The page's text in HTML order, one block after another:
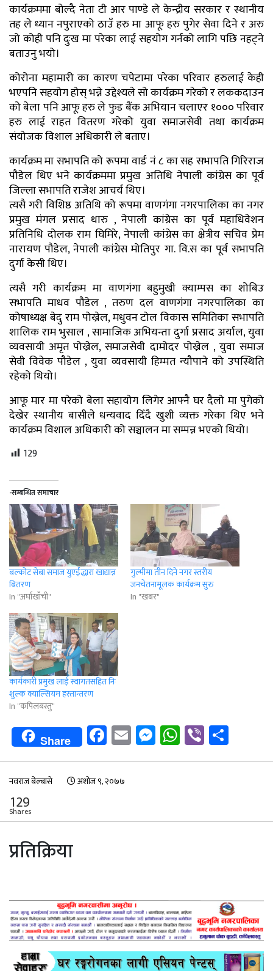
कार्यक्रममा बोल्दै नेता टी आर पाण्डे ले केन्द्रीय सरकार र स्थानीय
तह ले ध्यान नपुराएको ठाउँ हरु मा आफू हरु पुगेर सेवा दिने र अरु
जो कोही पनि दुःख मा परेका लाई सहयोग गर्नको लागि पछि नहट्ने
बताउनु भयो।
कोरोना महामारी का कारण चपेटामा परेका परिवार हरुलाई केही
भएपनि सहयोग होस् भन्ने उद्देश्यले सो कार्यक्रम गरेको र लककदाउन
को बेला पनि आफू हरु ले फुड बैंक अभियान चलाएर १००० परिवार
हरु लाई राहत वितरण गरेको युवा समाजसेवी तथा कार्यक्रम
संयोजक विशाल अधिकारी ले बताए।
कार्यक्रम मा सभापति को रूपमा वार्ड नं ८ का सह सभापति गिरिराज
पौडेल थिए भने कार्यक्रममा प्रमुख अतिथि नेपाली कांग्रेस का पूर्व
जिल्ला सभापति राजेश आचर्य थिए।
त्यसै गरी विशिष्ठ अतिथि को रूपमा वाणगंगा नगरपालिका का नगर
प्रमुख मंगल प्रसाद थारु , नेपाली कांग्रेस का पूर्व महाधिवेशन
प्रतिनिधि दोलक राम घिमिरे, नेपाली कांग्रेस का क्षेत्रीय सचिव प्रेम
नारायण पौडेल, नेपाली कांग्रेस मोतिपुर गा. वि.स का पूर्व सभापति
दुर्गा केसी थिए।
त्यसै गरी कार्यक्रम मा वाणगंगा बहुमुखी क्याम्पस का शोबिउ
सभापति माधव पौडेल , तरुण दल वाणगंगा नगरपालिका का
कोषाध्यक्ष बेदु राम पोख्रेल, मधुवन टोल विकास समितिका सभापति
शालिक राम भुसाल , सामाजिक अभियन्ता दुर्गा प्रसाद अर्याल, युवा
व्यवसायी अमृत पोख्रेल, समाजसेवी दामोदर पोख्रेल , युवा समाज
सेवी विवेक पौडेल , युवा व्यवसायी हिम्मत न्यौपाने को उपस्थिति
रहेको थियो।
आफू मार मा परेको बेला सहायोग लिगेर आफ्नै घर दैलो मा पुगेको
देखेर स्थानीय बासीले धन्यवाद दिँदै खुशी व्यक्त गरेका थिए भने
कार्यक्रम विशाल अधिकारी को सञ्चालन मा सम्पन्न भएको थियो।
129
-सम्बन्धित समाचार
बल्कोट सेबा समाज युएईद्धारा खाद्यान्न
बितरण
In "अर्घाखाँची"
गुल्मीमा तीन दिने नगर स्तरीय
जनचेतनामूलक कार्यक्रम सुरु
In "खबर"
कार्यकारी प्रमुख लाई स्वागतसहित निः
शुल्क क्याल्सियम हस्तान्तरण
In "कपिलबस्तु"
Share Facebook
EmailMessenger
WhatsApp
Viber
नवराज बेल्बासे अशोज ९, २०७७
129
Shares
प्रतिक्रिया